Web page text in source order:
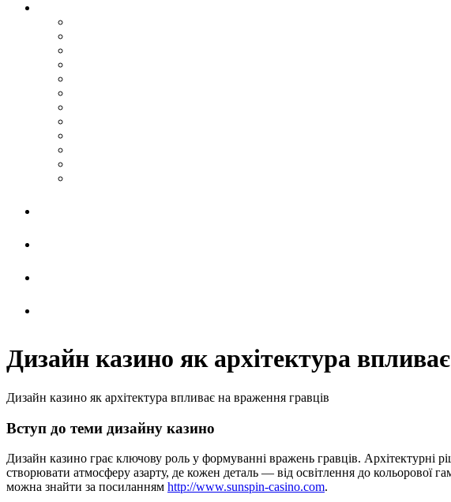
Дизайн казино як архітектура
Дизайн казино як архітектура впливає на враження гравців
Вступ до теми дизайну казино
Дизайн казино грає ключову роль у формуванні вражень гравців. Архітектурні
створювати атмосферу азарту, де кожен деталь — від освітлення до кольорової
можна знайти за посиланням http://www.sunspin-casino.com.